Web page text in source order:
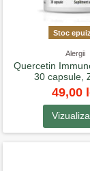
Stoc
Alergii
Quercetin
30 capsule,
49,00